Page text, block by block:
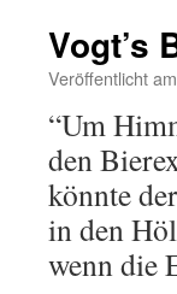
Vogt’s
Veröffentlicht am
“Um
den
könnte
in den
wenn die